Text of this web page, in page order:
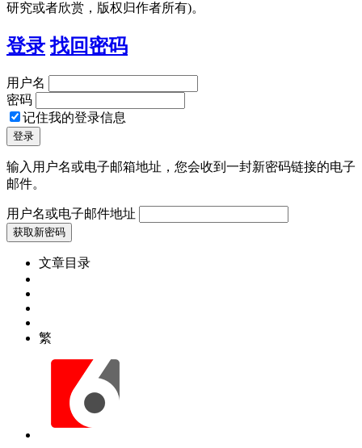
研究或者欣赏，版权归作者所有)。
登录 找回密码
用户名
密码
记住我的登录信息
输入用户名或电子邮箱地址，您会收到一封新密码链接的电子
邮件。
用户名或电子邮件地址
文章目录
繁